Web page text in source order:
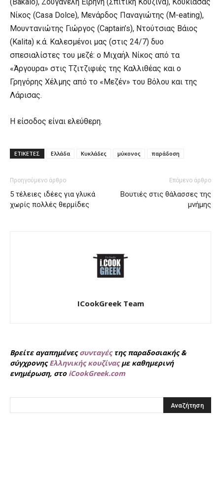
(Bakalo), Ζουγανέλη Ειρήνη (Σπιτική Κουζίνα), Κουκιάσας
Νίκος (Casa Dolce), Μενάρδος Παναγιώτης (M-eating),
Μουντανιώτης Γιώργος (Captain’s), Ντούτσιας Βάιος
(Kalita) κ.ά. Καλεσμένοι μας (στις 24/7) δυο
σπεσιαλίστες του μεζέ: ο Μιχαήλ Νίκος από τα
«Άργουρα» στις Τζιτζιφιές της Καλλιθέας και ο
Γρηγόρης Χέλμης από το «Μεζέν» του Βόλου και της
Λάρισας.
H είσοδος είναι ελεύθερη.
ΕΤΙΚΕΤΕΣ Ελλάδα Κυκλάδες μύκονος παράδοση
Προηγούμενο άρθρο
5 τέλειες ιδέες για γλυκά
χωρίς πολλές θερμίδες
Επόμενο άρθρο
Βουτιές στις θάλασσες της
μνήμης
ICookGreek Team
Βρείτε αγαπημένεςσυνταγέςτης παραδοσιακής &
σύγχρονηςΕλληνικής κουζίναςμε καθημερινή
ενημέρωση, στο iCookGreek.com